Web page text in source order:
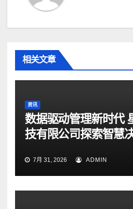
相关文章
资讯
数据驱动管理新时代
技有限公司探索智慧
7月 31, 2026 ADMIN